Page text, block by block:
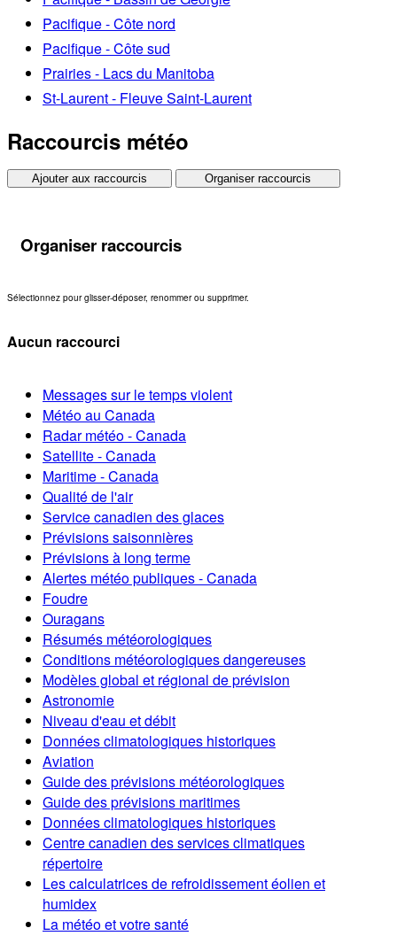
Pacifique - Côte nord
Pacifique - Côte sud
Prairies - Lacs du Manitoba
St-Laurent - Fleuve Saint-Laurent
Raccourcis météo
Ajouter aux raccourcis Organiser raccourcis
Organiser raccourcis
Sélectionnez pour glisser-déposer, renommer ou supprimer.
Aucun raccourci
Messages sur le temps violent
Météo au Canada
Radar météo - Canada
Satellite - Canada
Maritime - Canada
Qualité de l'air
Service canadien des glaces
Prévisions saisonnières
Prévisions à long terme
Alertes météo publiques - Canada
Foudre
Ouragans
Résumés météorologiques
Conditions météorologiques dangereuses
Modèles global et régional de prévision
Astronomie
Niveau d'eau et débit
Données climatologiques historiques
Aviation
Guide des prévisions météorologiques
Guide des prévisions maritimes
Données climatologiques historiques
Centre canadien des services climatiques
répertoire
Les calculatrices de refroidissement éolien et
humidex
La météo et votre santé